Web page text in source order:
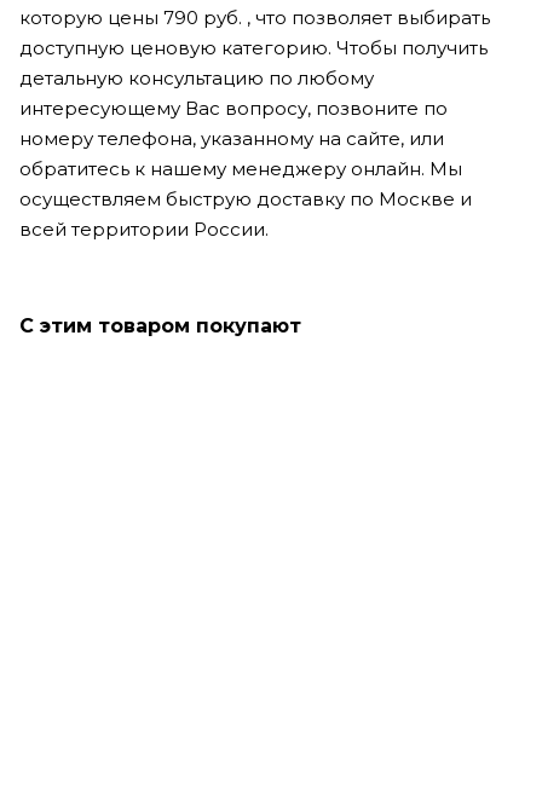
которую цены 790 руб. , что позволяет выбирать
доступную ценовую категорию. Чтобы получить
детальную консультацию по любому
интересующему Вас вопросу, позвоните по
номеру телефона, указанному на сайте, или
обратитесь к нашему менеджеру онлайн. Мы
осуществляем быструю доставку по Москве и
всей территории России.
С этим товаром покупают